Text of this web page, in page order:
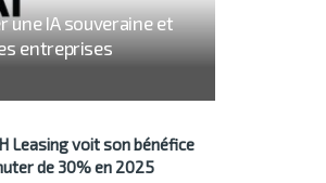
une IA souveraine et
entreprises
Leasing voit son bénéfice
de 30% en 2025